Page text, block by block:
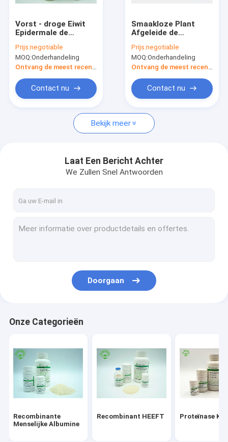
Recombinante Menselijke Albumine
Recombinant HEEFT
Recombinante Fibronectin
Recombinante IGF 1 Lange R3
Recombinante Menselijke Lactoferrin
Recombinante VEGF
Vorst - droge Eiwit
Epidermale de
Huidschoonheidsmiddelen
1Ng/ml ED50
Prijs:negotiable
MOQ:Onderhandeling
Ontvang de meest recente Prijs
Contact nu
Smaakloze Plant
Afgeleide de
bFGF Geen Dierlijke
Component
Prijs:negotiable
MOQ:Onderhandeling
Ontvang de meest recente Prijs
Contact nu
Bekijk meer
Laat Een Bericht Achter
We Zullen Snel Antwoorden
Doorgaan
Onze Categorieën
Recombinante
Menselijke Albumine
Recombinant HEEFT Proteïnase K